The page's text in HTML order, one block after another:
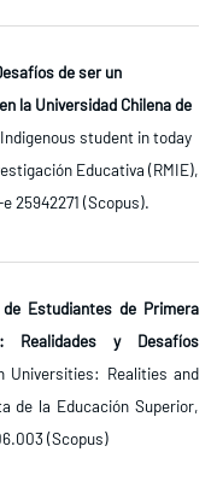
de ser un
la Universidad Chilena de
student in today
Educativa (RMIE),
25942271 (Scopus).
de Estudiantes de Primera
Realidades y Desafíos
Universities: Realities and
de la Educación Superior,
(Scopus)